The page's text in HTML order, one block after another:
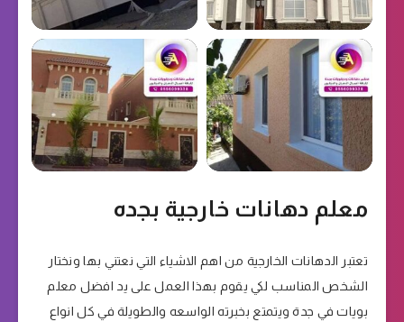
معلم دهانات خارجية بجده
تعتبر الدهانات الخارجية من اهم الاشياء التي نعتني بها ونختار
الشخص المناسب لكي يقوم بهذا العمل على يد افضل معلم
بويات في جدة ويتمتع بخبرته الواسعه والطويلة في كل انواع